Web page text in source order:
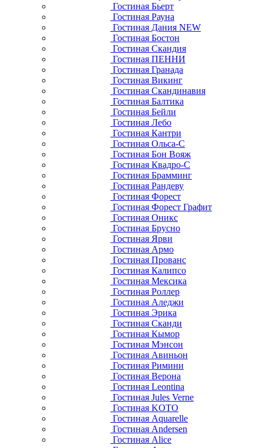
Гостиная Бьерт
Гостиная Рауна
Гостиная Дания NEW
Гостиная Бостон
Гостиная Скандия
Гостиная ПЕННИ
Гостиная Гранада
Гостиная Викинг
Гостиная Скандинавия
Гостиная Балтика
Гостиная Бейли
Гостиная Лебо
Гостиная Кантри
Гостиная Ольса-С
Гостиная Бон Вояж
Гостиная Квадро-С
Гостиная Брамминг
Гостиная Рандеву
Гостиная Форест
Гостиная Форест Графит
Гостиная Оникс
Гостиная Брусно
Гостиная Ярви
Гостиная Армо
Гостиная Прованс
Гостиная Калипсо
Гостиная Мексика
Гостиная Роллер
Гостиная Аледжи
Гостиная Эрика
Гостиная Сканди
Гостиная Кымор
Гостиная Мэнсон
Гостиная Авиньон
Гостиная Римини
Гостиная Верона
Гостиная Leontina
Гостиная Jules Verne
Гостиная KOTO
Гостиная Aquarelle
Гостиная Andersen
Гостиная Alice